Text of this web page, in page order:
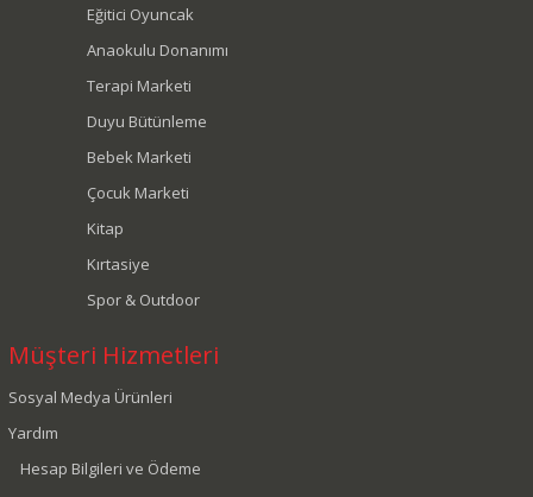
Eğitici Oyuncak
Anaokulu Donanımı
Terapi Marketi
Duyu Bütünleme
Bebek Marketi
Çocuk Marketi
Kitap
Kırtasiye
Spor & Outdoor
Müşteri Hizmetleri
Sosyal Medya Ürünleri
Yardım
Hesap Bilgileri ve Ödeme